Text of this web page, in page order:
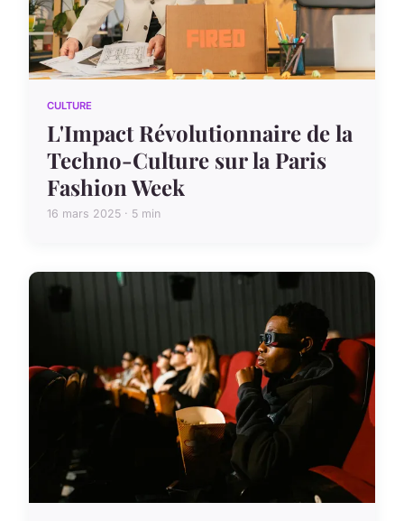
CULTURE
L'Impact Révolutionnaire de la
Techno-Culture sur la Paris
Fashion Week
16 mars 2025 · 5 min